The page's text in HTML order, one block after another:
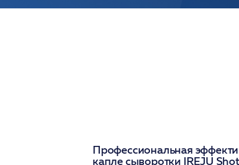
Профессиональная
капле сыворотки IREJU